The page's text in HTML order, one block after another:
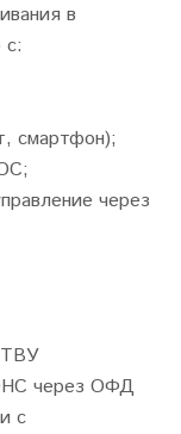
в
смартфон);
через
через ОФД
с